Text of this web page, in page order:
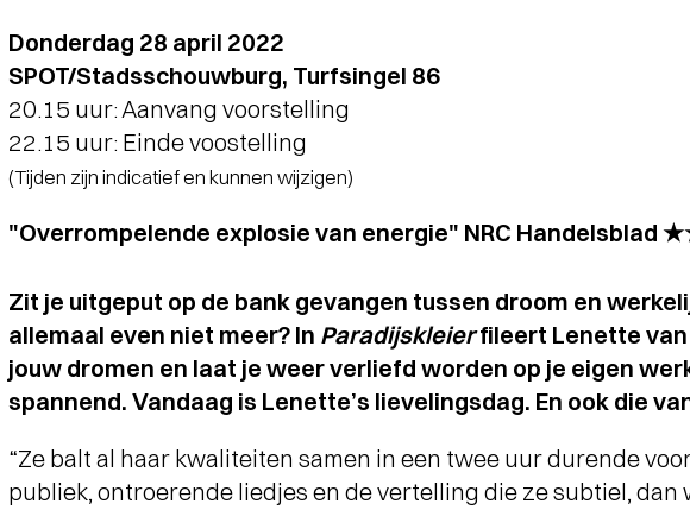
Donderdag 28 april 2022
SPOT/Stadsschouwburg, Turfsingel 86
20.15 uur: Aanvang voorstelling
22.15 uur: Einde voostelling
(Tijden zijn indicatief en kunnen wijzigen)
"Overrompelende explosie van energie" NRC Handelsblad
Zit je uitgeput op de bank gevangen tussen droom en
allemaal even niet meer? In Paradijskleierfileert Lenette van
jouw dromen en laat je weer verliefd worden op je eigen
spannend. Vandaag is Lenette’s lievelingsdag. En ook die
“Ze balt al haar kwaliteiten samen in een twee uur durende
publiek, ontroerende liedjes en de vertelling die ze subtiel,